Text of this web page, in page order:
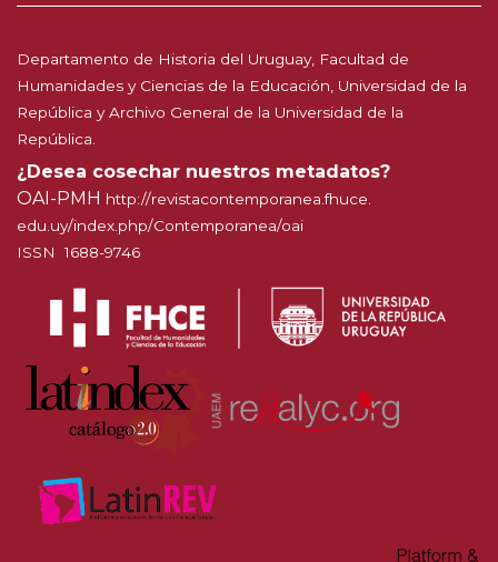
Departamento de Historia del Uruguay, Facultad de
Humanidades y Ciencias de la Educación, Universidad de la
República y Archivo General de la Universidad de la
República.
¿Desea cosechar nuestros metadatos?
OAI-PMH http://revistacontemporanea.fhuce.
edu.uy/index.php/Contemporanea/oai
ISSN 1688-9746